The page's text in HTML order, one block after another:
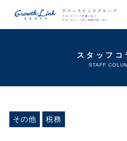
スタッフコ
STAFF
その他 税務